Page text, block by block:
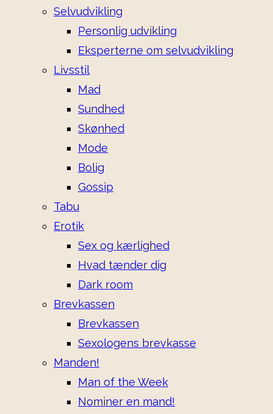
Selvudvikling
Personlig udvikling
Eksperterne om selvudvikling
Livsstil
Mad
Sundhed
Skønhed
Mode
Bolig
Gossip
Tabu
Erotik
Sex og kærlighed
Hvad tænder dig
Dark room
Brevkassen
Brevkassen
Sexologens brevkasse
Manden!
Man of the Week
Nominer en mand!